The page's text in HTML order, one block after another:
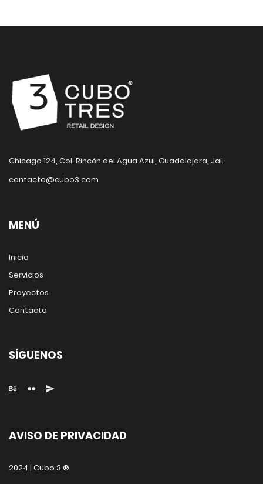
Chicago 124, Col. Rincón del Agua Azul, Guadalajara, Jal.
contacto@cubo3.com
MENÚ
Inicio
Servicios
Proyectos
Contacto
SÍGUENOS
AVISO DE PRIVACIDAD
2024 | Cubo 3 ®